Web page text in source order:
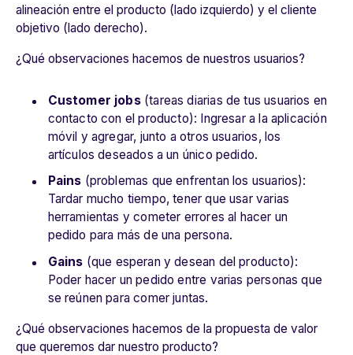
alineación entre el producto (lado izquierdo) y el cliente
objetivo (lado derecho).
¿Qué observaciones hacemos de nuestros usuarios?
Customer jobs(tareas diarias de tus usuarios en
contacto con el producto): Ingresar a la aplicación
móvil y agregar, junto a otros usuarios, los
artículos deseados a un único pedido.
Pains (problemas que enfrentan los usuarios):
Tardar mucho tiempo, tener que usar varias
herramientas y cometer errores al hacer un
pedido para más de una persona.
Gains (que esperan y desean del producto):
Poder hacer un pedido entre varias personas que
se reúnen para comer juntas.
¿Qué observaciones hacemos de la propuesta de valor
que queremos dar nuestro producto?